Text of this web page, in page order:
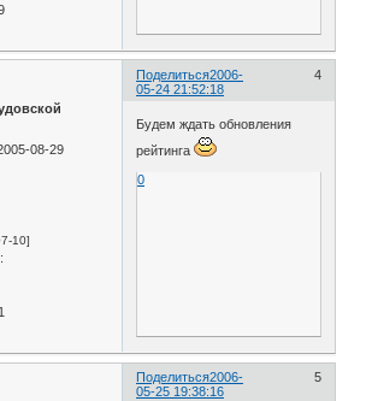
Поделиться 4
2006-
05-24 21:52:18
08-29
10]
Будем ждать обновления
рейтинга
0
Поделиться 5
2006-
05-25 19:38:16